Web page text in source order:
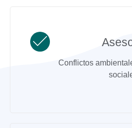
Conflictos